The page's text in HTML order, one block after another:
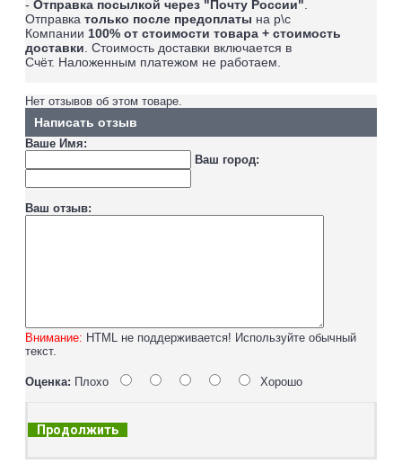
- Отправка посылкой через "Почту России"
Отправка только после предоплаты на р\с
Компании 100% от стоимости товара + стоимость
доставки . Стоимость доставки включается в
Счёт. Наложенным платежом не работаем
Нет отзывов об этом товаре.
Написать отзыв
Ваше Имя:
Ваш город:
Ваш отзыв:
Внимание: HTML не поддерживается! Используйте обычный
текст.
Оценка: Плохо Хорошо
Продолжить